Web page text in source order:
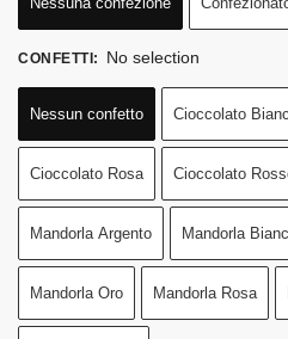
CONFETTI: No selection
Nessun confetto Cioccolato
Cioccolato Rosa Cioccolato
Mandorla Argento Mandorla
Mandorla Oro Mandorla Rosa